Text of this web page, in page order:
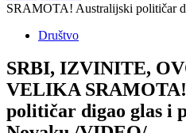
SRAMOTA! Australijski političar
Društvo
SRBI, IZVINITE,
VELIKA
političar digao glas i